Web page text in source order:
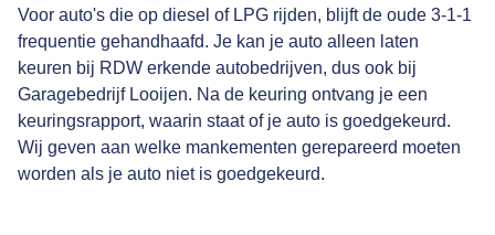
Voor auto's die op diesel of LPG rijden, blijft de oude 3-1-1
frequentie gehandhaafd. Je kan je auto alleen laten
keuren bij RDW erkende autobedrijven, dus ook bij
Garagebedrijf Looijen. Na de keuring ontvang je een
keuringsrapport, waarin staat of je auto is goedgekeurd.
Wij geven aan welke mankementen gerepareerd moeten
worden als je auto niet is goedgekeurd.